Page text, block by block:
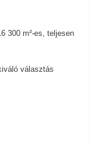
300 m²-es, teljesen
választás